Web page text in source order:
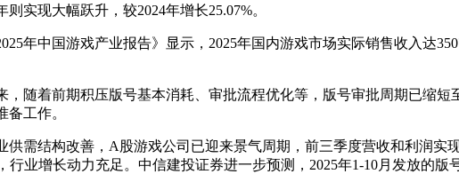
实现大幅跃升，较2024年增长25.07%。
中国游戏产业报告》显示，2025年国内游戏市场实际销售收入达
着前期积压版号基本消耗、审批流程优化等，版号审批周期已缩短
工作。
结构改善，A股游戏公司已迎来景气周期，前三季度营收和利润实
业增长动力充足。中信建投证券进一步预测，2025年1-10月发放的版